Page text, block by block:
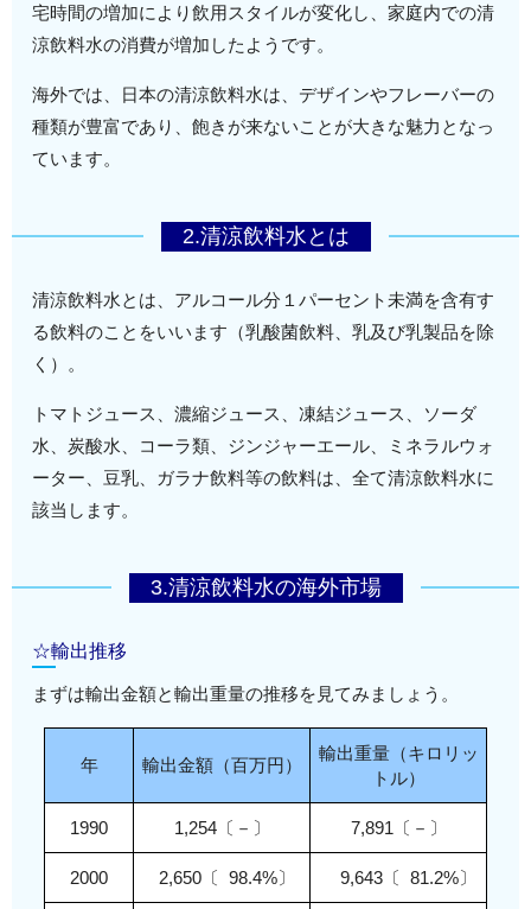
宅時間の増加により飲用スタイルが変化し、家庭内での清
涼飲料水の消費が増加したようです。
海外では、日本の清涼飲料水は、デザインやフレーバーの
種類が豊富であり、飽きが来ないことが大きな魅力となっ
ています。
2.清涼飲料水とは
清涼飲料水とは、アルコール分１パーセント未満を含有す
る飲料のことをいいます（乳酸菌飲料、乳及び乳製品を除
く）。
トマトジュース、濃縮ジュース、凍結ジュース、ソーダ
水、炭酸水、コーラ類、ジンジャーエール、ミネラルウォ
ーター、豆乳、ガラナ飲料等の飲料は、全て清涼飲料水に
該当します。
3.清涼飲料水の海外市場
☆輸出推移
まずは輸出金額と輸出重量の推移を見てみましょう。
年 輸出金額（百万円）
輸出重量（キロリッ
トル）
1990 1,254〔－〕 7,891〔－〕
2000 2,650〔 98.4%〕 9,643〔 81.2%〕